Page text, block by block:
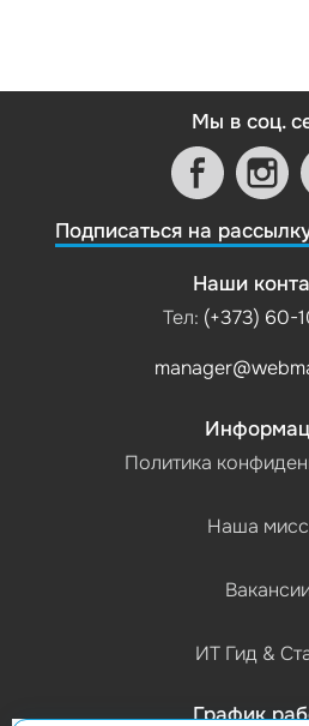
Мы в соц.
Подписаться на
Наши
Тел: (+373) 60-
Политика
Наша
ИТ Гид &
График